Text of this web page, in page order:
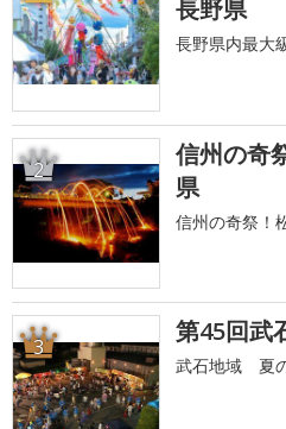
長野県
長野県内最大
2
信州の奇
県
信州の奇祭！
3 第45回武
武石地域 夏